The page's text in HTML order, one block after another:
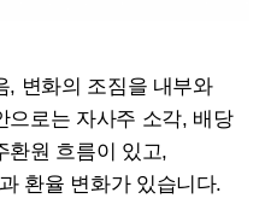
, 변화의 조짐을 내부와
으로는 자사주 소각, 배당
환원 흐름이 있고,
환율 변화가 있습니다.